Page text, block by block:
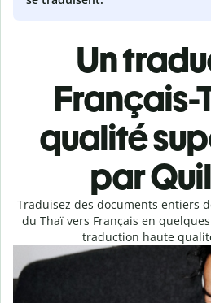
Un
Français-
qualité
par
Traduisez des documents entiers
du Thaï vers Français en
traduction haute